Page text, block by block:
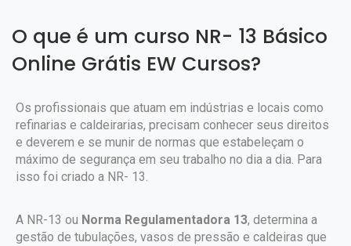
O que é um curso NR- 13 Básico
Online Grátis EW Cursos?
Os profissionais que atuam em indústrias e locais como
refinarias e caldeirarias, precisam conhecer seus direitos
e deverem e se munir de normas que estabeleçam o
máximo de segurança em seu trabalho no dia a dia. Para
isso foi criado a NR- 13.
A NR-13 ou Norma Regulamentadora 13, determina a
gestão de tubulações, vasos de pressão e caldeiras que